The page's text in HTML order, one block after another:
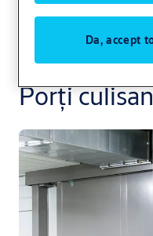
Porți
Da, accept